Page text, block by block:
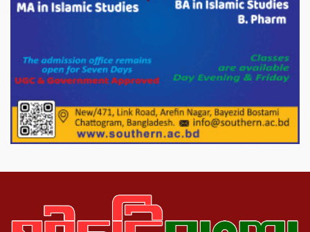
পরিবেশ রক্ষায় পাটগ্রামে ইহসান ইয়ুথ
মিরপুর-১১ নম্বরে দুর্বৃত্তদের গুলিতে বিএনপি
নেতা গুরুতর আহত
পাটগ্রামে চিকিৎসা সেবায় বীর মুক্তিযোদ্ধা দবির
উদ্দিন ফাউন্ডেশন